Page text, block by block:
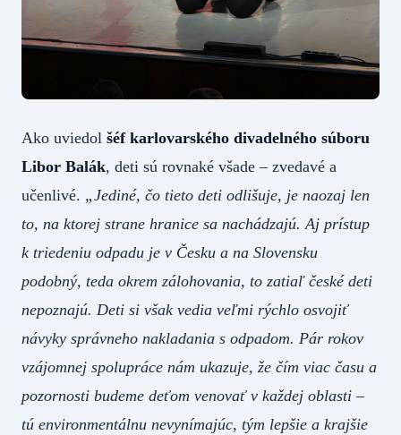
Ako uviedol šéf karlovarského divadelného súboru
Libor Balák, deti sú rovnaké všade – zvedavé a
učenlivé. „Jediné, čo tieto deti odlišuje, je naozaj len
to, na ktorej strane hranice sa nachádzajú. Aj prístup
k triedeniu odpadu je v Česku a na Slovensku
podobný, teda okrem zálohovania, to zatiaľ české deti
nepoznajú. Deti si však vedia veľmi rýchlo osvojiť
návyky správneho nakladania s odpadom. Pár rokov
vzájomnej spolupráce nám ukazuje, že čím viac času a
pozornosti budeme deťom venovať v každej oblasti –
tú environmentálnu nevynímajúc, tým lepšie a krajšie